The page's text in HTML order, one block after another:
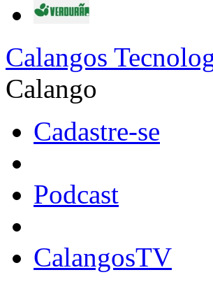
Calangos
Calango
Cadastre-se
Podcast
CalangosTV